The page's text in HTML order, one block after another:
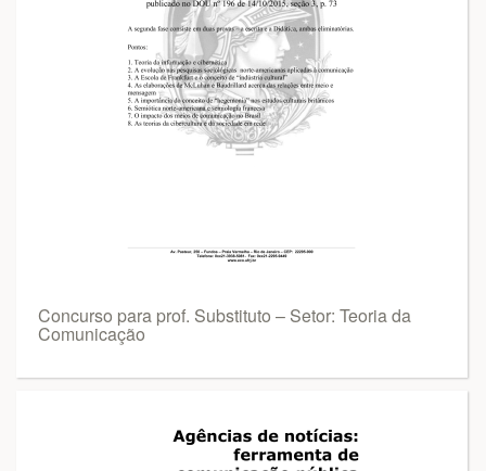
Concurso para prof. Substituto – Setor: Teoria da
Comunicação